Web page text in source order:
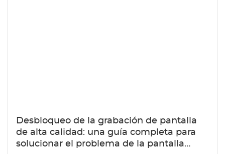
Desbloqueo de la grabación de pantalla
de alta calidad: una guía completa para
solucionar el problema de la pantalla